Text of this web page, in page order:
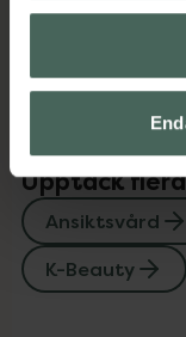
Upptäck
Ansiktsvård
K-Beauty